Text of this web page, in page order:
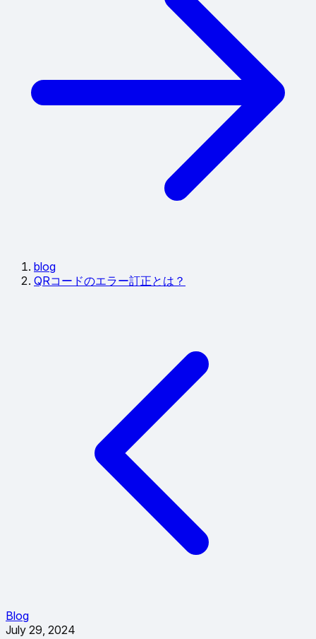
blog
QRコードのエラー訂正とは？
Blog
July 29, 2024